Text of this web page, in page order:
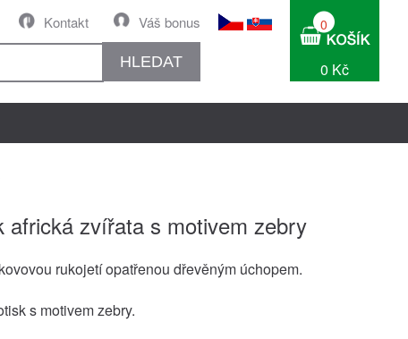
Váš bonus
Kontakt
HLEDAT
0
0 Kč
africká zvířata s motivem zebry
rukojetí opatřenou dřevěným úchopem.
s motivem zebry.